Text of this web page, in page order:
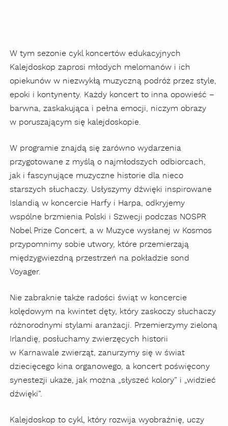
W tym sezonie cykl koncertów edukacyjnych
Kalejdoskop zaprosi młodych melomanów i ich
opiekunów w niezwykłą muzyczną podróż przez style,
epoki i kontynenty. Każdy koncert to inna opowieść –
barwna, zaskakująca i pełna emocji, niczym obrazy
w poruszającym się kalejdoskopie.
W programie znajdą się zarówno wydarzenia
przygotowane z myślą o najmłodszych odbiorcach,
jak i fascynujące muzyczne historie dla nieco
starszych słuchaczy. Usłyszymy dźwięki inspirowane
Islandią w koncercie Harfy i Harpa, odkryjemy
wspólne brzmienia Polski i Szwecji podczas NOSPR
Nobel Prize Concert, a w Muzyce wysłanej w Kosmos
przypomnimy sobie utwory, które przemierzają
międzygwiezdną przestrzeń na pokładzie sond
Voyager.
Nie zabraknie także radości świąt w koncercie
kolędowym na kwintet dęty, który zaskoczy słuchaczy
różnorodnymi stylami aranżacji. Przemierzymy zieloną
Irlandię, posłuchamy zwierzęcych historii
w Karnawale zwierząt, zanurzymy się w świat
dziecięcego kina organowego, a koncert poświęcony
synestezji ukaże, jak można „słyszeć kolory” i „widzieć
dźwięki”.
Kalejdoskop to cykl, który rozwija wyobraźnię, uczy